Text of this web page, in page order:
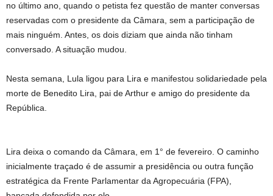
no último ano, quando o petista fez questão de manter conversas
reservadas com o presidente da Câmara, sem a participação de
mais ninguém. Antes, os dois diziam que ainda não tinham
conversado. A situação mudou.
Nesta semana, Lula ligou para Lira e manifestou solidariedade pela
morte de Benedito Lira, pai de Arthur e amigo do presidente da
República.
Lira deixa o comando da Câmara, em 1° de fevereiro. O caminho
inicialmente traçado é de assumir a presidência ou outra função
estratégica da Frente Parlamentar da Agropecuária (FPA),